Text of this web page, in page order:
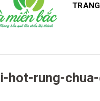
hot-rung-